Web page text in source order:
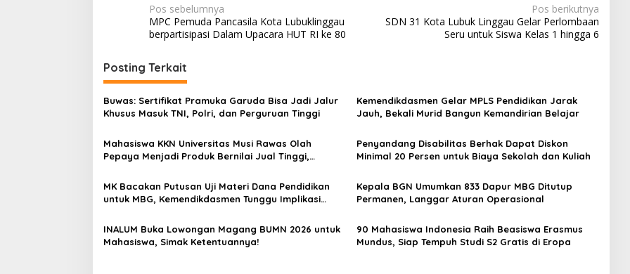
N
a
i
g
a
i
o
s
Pos sebelumnya
‎MPC Pemuda Pancasila Kota Lubuklinggau
berpartisipasi Dalam Upacara HUT RI ke 80 ‎
Pos berikutnya
SDN 31 Kota Lubuk Linggau Gelar Perlombaan
Seru untuk Siswa Kelas 1 hingga 6
Posting Terkait
Buwas: Sertifikat Pramuka Garuda Bisa Jadi Jalur
Khusus Masuk TNI, Polri, dan Perguruan Tinggi
Kemendikdasmen Gelar MPLS Pendidikan Jarak
Jauh, Bekali Murid Bangun Kemandirian Belajar
Mahasiswa KKN Universitas Musi Rawas Olah
Pepaya Menjadi Produk Bernilai Jual Tinggi,
Penyandang Disabilitas Berhak Dapat Diskon
Minimal 20 Persen untuk Biaya Sekolah dan Kuliah
MK Bacakan Putusan Uji Materi Dana Pendidikan
untuk MBG, Kemendikdasmen Tunggu Implikasi
Kepala BGN Umumkan 833 Dapur MBG Ditutup
Permanen, Langgar Aturan Operasional
INALUM Buka Lowongan Magang BUMN 2026 untuk
Mahasiswa, Simak Ketentuannya!
90 Mahasiswa Indonesia Raih Beasiswa Erasmus
Mundus, Siap Tempuh Studi S2 Gratis di Eropa